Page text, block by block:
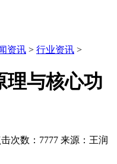
资讯 > 行业资讯 >
理与核心功
击次数：7777 来源：王润